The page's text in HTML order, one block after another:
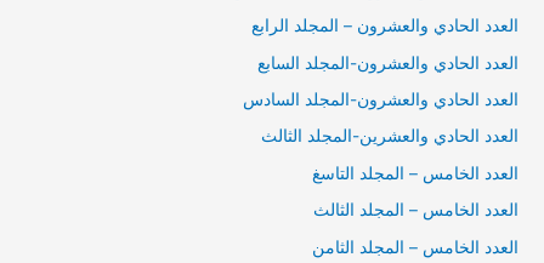
العدد الحادي والعشرون – المجلد الرابع
العدد الحادي والعشرون-المجلد السابع
العدد الحادي والعشرون-المجلد السادس
العدد الحادي والعشرين-المجلد الثالث
العدد الخامس – المجلد التاسغ
العدد الخامس – المجلد الثالث
العدد الخامس – المجلد الثامن